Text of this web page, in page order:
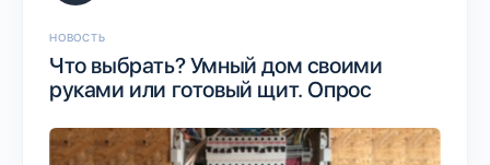
НОВОСТЬ
Что выбрать? Умный дом своими
руками или готовый щит. Опрос